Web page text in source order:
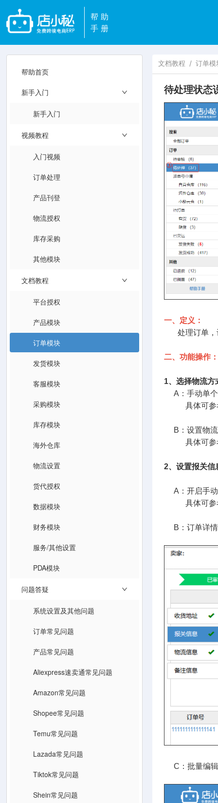
帮助
手册
帮助首页
新手入门
新手入门
视频教程
入门视频
订单处理
产品刊登
物流授权
库存采购
其他模块
文档教程
平台授权
产品模块
订单模块
发货模块
客服模块
采购模块
库存模块
海外仓库
物流设置
货代授权
数据模块
财务模块
服务/其他设置
PDA模块
问题答疑
系统设置及其他问题
订单常见问题
产品常见问题
Aliexpress速卖通常见问题
Amazon常见问题
Shopee常见问题
Temu常见问题
Lazada常见问题
Tiktok常见问题
Shein常见问题
文档教程 / 订单模
待处理状态
一、定义：
处理订单，
二、功能操作：
1、选择物流方
A：手动单个
具体可参
B：设置物流
具体可参
2、设置报关信
A：开启手动
具体可参
B：订单详情
C：批量编辑